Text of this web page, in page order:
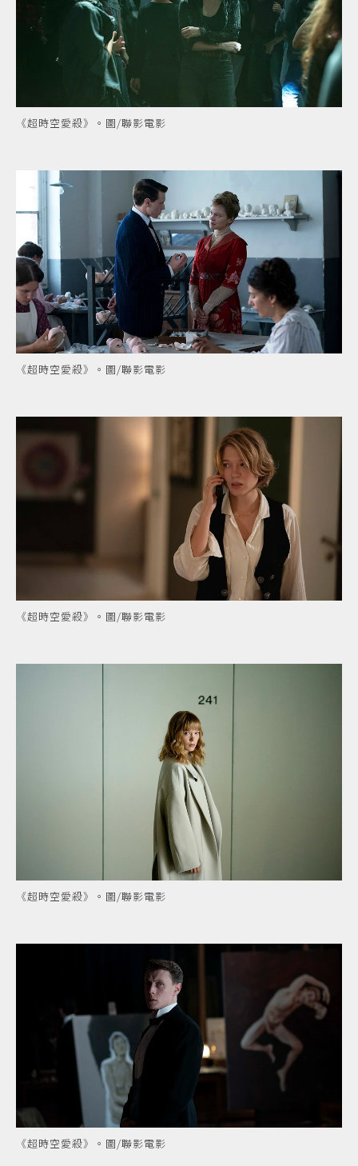
《超時空愛殺》。圖/聯影電影
《超時空愛殺》。圖/聯影電影
《超時空愛殺》。圖/聯影電影
《超時空愛殺》。圖/聯影電影
《超時空愛殺》。圖/聯影電影